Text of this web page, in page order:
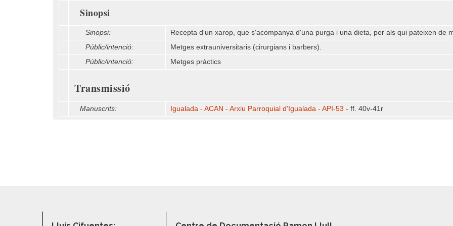
Sinopsi
Sinopsi:
Recepta d'un xarop, que s'acompanya d'una purga i una dieta, per als qui pateixen de
Públic/intenció:
Metges extrauniversitaris (cirurgians i barbers).
Públic/intenció:
Metges pràctics
Transmissió
Manuscrits: Igualada - ACAN - Arxiu Parroquial d'Igualada - API-53 - ff. 40v-41r